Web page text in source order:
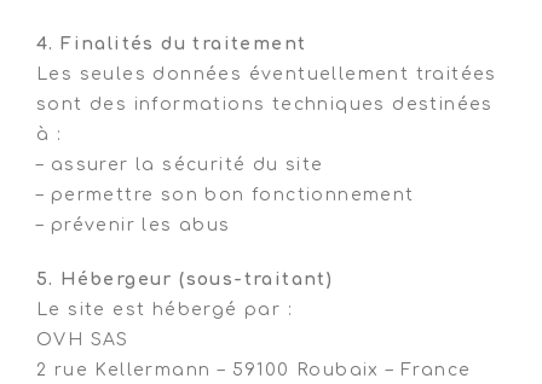
4. Finalités du traitement
Les seules données éventuellement traitées
sont des informations techniques destinées
à :
– assurer la sécurité du site
– permettre son bon fonctionnement
– prévenir les abus
5. Hébergeur (sous-traitant)
Le site est hébergé par :
OVH SAS
2 rue Kellermann – 59100 Roubaix – France